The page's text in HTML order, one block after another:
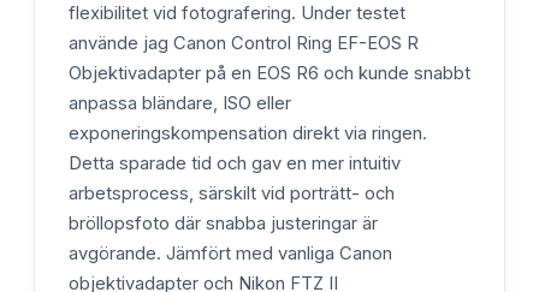
flexibilitet vid fotografering. Under testet
använde jag Canon Control Ring EF-EOS R
Objektivadapter på en EOS R6 och kunde snabbt
anpassa bländare, ISO eller
exponeringskompensation direkt via ringen.
Detta sparade tid och gav en mer intuitiv
arbetsprocess, särskilt vid porträtt- och
bröllopsfoto där snabba justeringar är
avgörande. Jämfört med vanliga Canon
objektivadapter och Nikon FTZ II